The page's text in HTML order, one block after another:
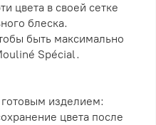
цвета в своей сетке
блеска.
быть максимально
Spécial.
изделием:
цвета после